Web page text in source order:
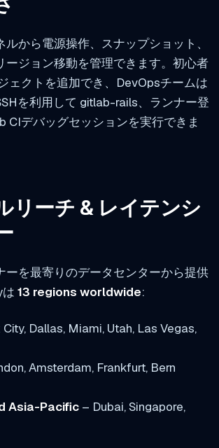
ルから電源操作、スナップショット、
ージョン移動を管理できます。初心者
ェクトを追加でき、DevOpsチームは
を利用して gitlab-rails、ランナー登
CIデバッグセッションを実行できま
リーチ & レイテンシ
ーを最寄りのデータセンターから提供
13 regions worldwide:
Dallas, Miami, Utah, Las Vegas,
Amsterdam, Frankfurt, Bern
Asia-Pacific – Dubai, Singapore,